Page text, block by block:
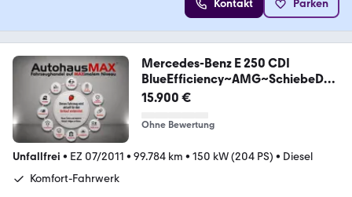
Kontakt Parken
Mercedes-Benz E 250 CDI
BlueEfficiency~AMG~SchiebeD~T
empo~Navi
15.900 €
Ohne Bewertung
Unfallfrei • EZ 07/2011 • 99.784 km • 150 kW (204 PS) • Diesel
Komfort-Fahrwerk